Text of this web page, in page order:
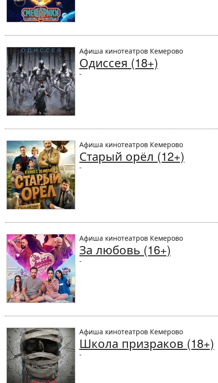
Афиша кинотеатров Кемерово
Одиссея (18+)
-
Афиша кинотеатров Кемерово
Старый орёл (12+)
-
Афиша кинотеатров Кемерово
За любовь (16+)
-
Афиша кинотеатров Кемерово
Школа призраков (18+)
-